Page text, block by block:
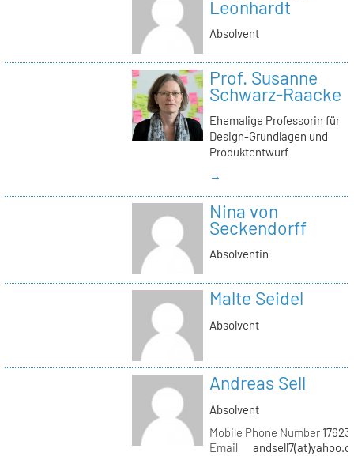
Leonhardt
Absolvent
Prof. Susanne
Schwarz-Raacke
Ehemalige Professorin für
Design-Grundlagen und
Produktentwurf
→
Nina von
Seckendorff
Absolventin
Malte Seidel
Absolvent
Andreas Sell
Absolvent
Mobile Phone Number
Email